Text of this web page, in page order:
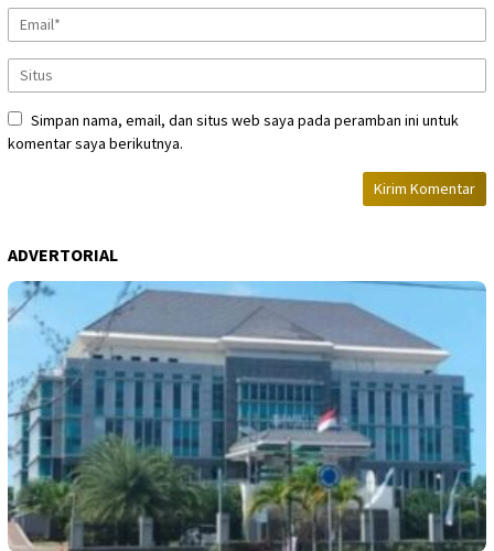
Simpan nama, email, dan situs web saya pada peramban ini untuk
komentar saya berikutnya.
ADVERTORIAL